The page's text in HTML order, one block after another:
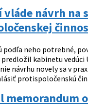
návrh na
neho potrebné,
kabinetu vedúci
návrhu novely sa v
protispoločenskú